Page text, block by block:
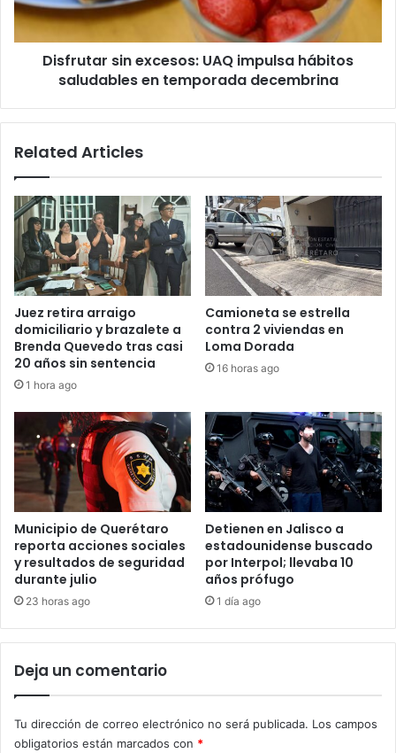
saludables
en
temporada
decembrina
Disfrutar sin excesos: UAQ impulsa hábitos
saludables en temporada decembrina
Related Articles
Juez retira arraigo
domiciliario y brazalete a
Brenda Quevedo tras casi
20 años sin sentencia
1 hora ago
Camioneta se estrella
contra 2 viviendas en
Loma Dorada
16 horas ago
Municipio de Querétaro
reporta acciones sociales
y resultados de seguridad
durante julio
23 horas ago
Detienen en Jalisco a
estadounidense buscado
por Interpol; llevaba 10
años prófugo
1 día ago
Deja un comentario
Tu dirección de correo electrónico no será publicada. Los campos
obligatorios están marcados con *